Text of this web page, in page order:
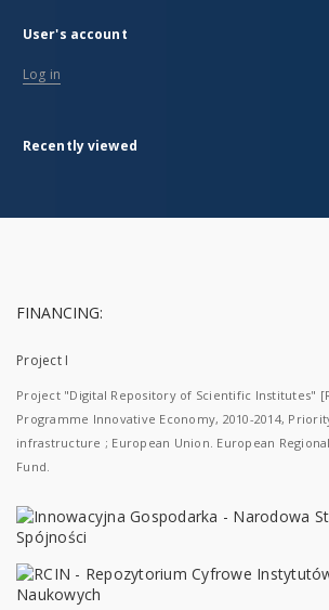
User's account
Log in
Recently viewed
FINANCING:
Project I
Project "Digital Repository of Scientific Institutes"
Programme Innovative Economy, 2010-2014,
infrastructure ; European Union. European
Fund.